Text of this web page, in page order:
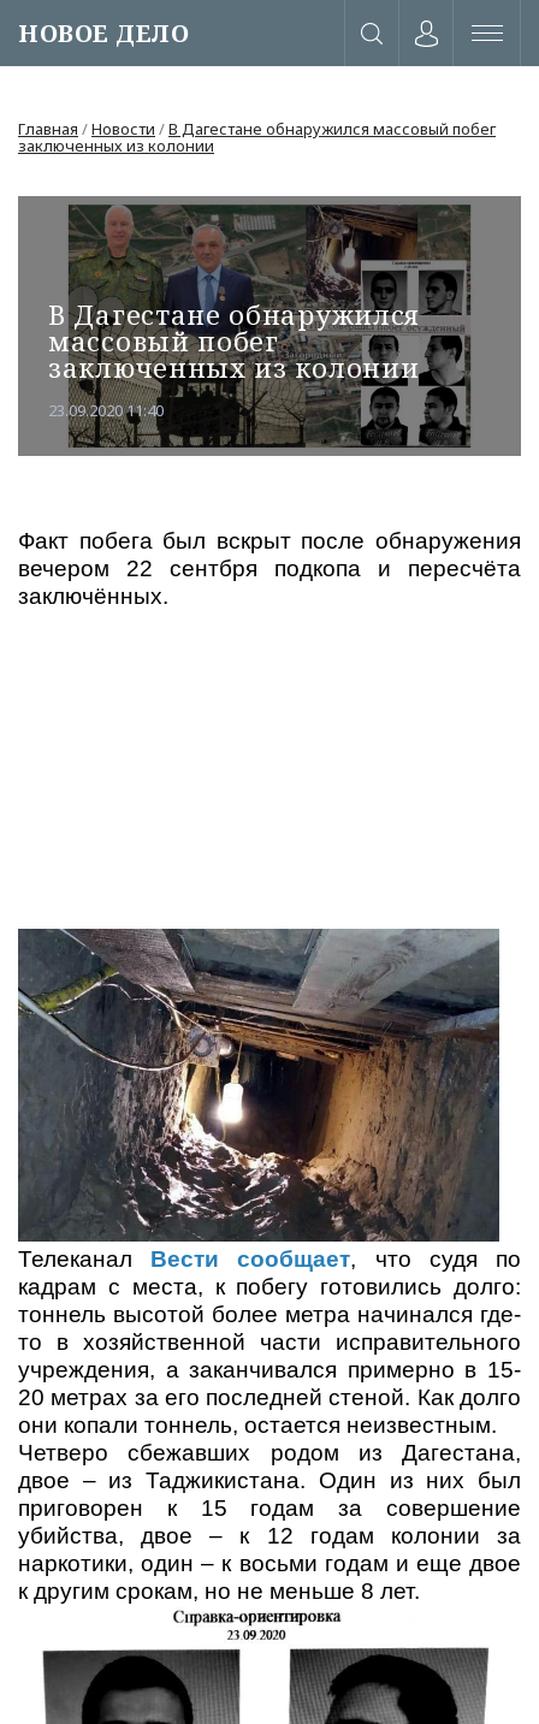
НОВОЕ ДЕЛО
Главная /Новости /В Дагестане обнаружился массовый побег
заключенных из колонии
В Дагестане обнаружился
массовый побег
заключенных из колонии
23.09.2020 11:40
Факт побега был вскрыт после обнаружения
вечером 22 сентбря подкопа и пересчёта
заключённых.
Телеканал Вести сообщает, что судя по
кадрам с места, к побегу готовились долго:
тоннель высотой более метра начинался где-
то в хозяйственной части исправительного
учреждения, а заканчивался примерно в 15-
20 метрах за его последней стеной. Как долго
они копали тоннель, остается неизвестным.
Четверо сбежавших родом из Дагестана,
двое – из Таджикистана. Один из них был
приговорен к 15 годам за совершение
убийства, двое – к 12 годам колонии за
наркотики, один – к восьми годам и еще двое
к другим срокам, но не меньше 8 лет.